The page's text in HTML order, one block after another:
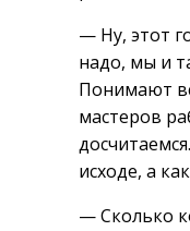
— Ну, этот
надо, мы и
Понимают
мастеров
исходе, а
— Сколько